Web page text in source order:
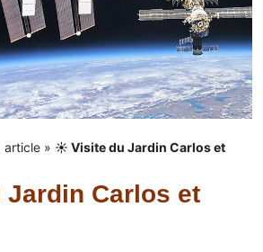
article » ☀️ Visite du Jardin Carlos et
Carlos et